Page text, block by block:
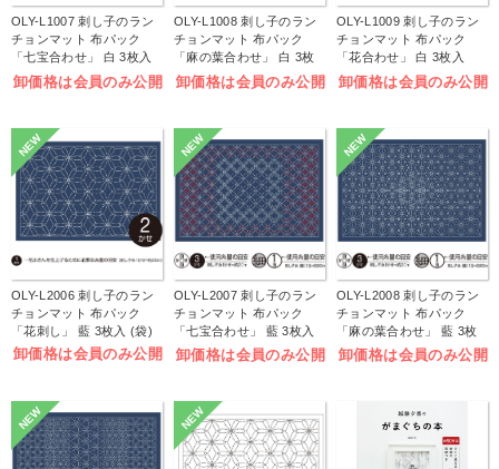
OLY-L1007 刺し子のラン
チョンマット 布パック
「七宝合わせ」 白 3枚入
(袋)
卸価格は会員のみ公開
OLY-L1008 刺し子のラン
チョンマット 布パック
「麻の葉合わせ」 白 3枚
入 (袋)
卸価格は会員のみ公開
OLY-L1009 刺し子のラン
チョンマット 布パック
「花合わせ」 白 3枚入
(袋)
卸価格は会員のみ公開
NEW
OLY-L2006 刺し子のラン
チョンマット 布パック
「花刺し」 藍 3枚入 (袋)
卸価格は会員のみ公開
NEW
OLY-L2007 刺し子のラン
チョンマット 布パック
「七宝合わせ」 藍 3枚入
(袋)
卸価格は会員のみ公開
NEW
OLY-L2008 刺し子のラン
チョンマット 布パック
「麻の葉合わせ」 藍 3枚
入 (袋)
卸価格は会員のみ公開
NEW NEW